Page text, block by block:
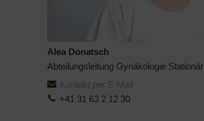
Alea Donatsch
Abteilungsleitung Gynäkologie Stationär
Kontakt per E-Mail
+41 31 63 2 12 30